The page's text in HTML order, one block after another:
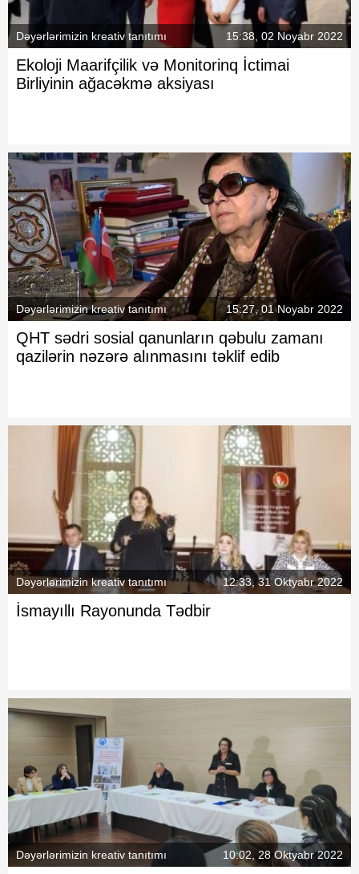
Dəyərlərimizin kreativ tanıtımı 15:38, 02 Noyabr 2022
Ekoloji Maarifçilik və Monitorinq İctimai
Birliyinin ağacəkmə aksiyası
Dəyərlərimizin kreativ tanıtımı 15:27, 01 Noyabr 2022
QHT sədri sosial qanunların qəbulu zamanı
qazilərin nəzərə alınmasını təklif edib
Dəyərlərimizin kreativ tanıtımı 12:33, 31 Oktyabr 2022
İsmayıllı Rayonunda Tədbir
Dəyərlərimizin kreativ tanıtımı 10:02, 28 Oktyabr 2022